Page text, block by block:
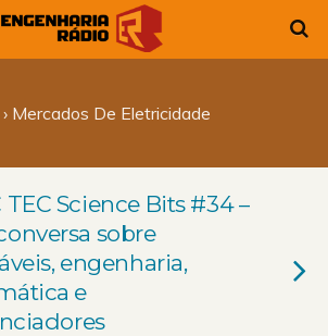
Mercados De Eletricidade
TEC Science Bits #34 –
sobre
engenharia,
e